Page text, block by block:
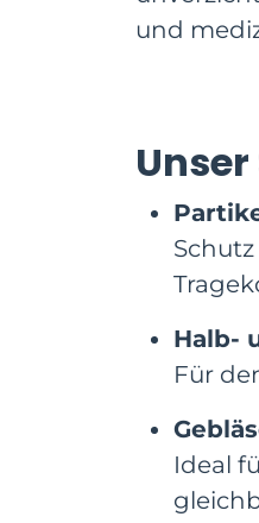
und
Halb-
Für
Ideal